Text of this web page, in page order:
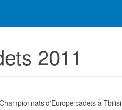
2011
d'Europe cadets à